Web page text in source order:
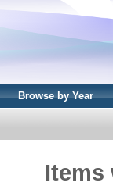
Browse by Year
Items